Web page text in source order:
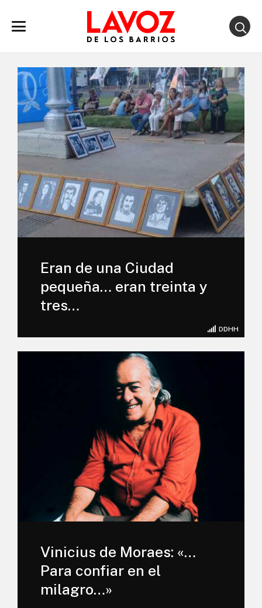
DDHH
Eran de una Ciudad
pequeña… eran treinta y
tres…
Vinicius de Moraes: «…
Para confiar en el
milagro…»